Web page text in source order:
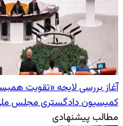
آغاز بررسی لایحه «تقویت
کمیسیون دادگستری مجلس ملی
مطالب پیشنهادی